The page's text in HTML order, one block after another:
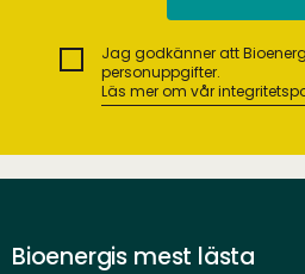
Jag godkänner att
personuppgifter.
Läs mer om vår
Bioenergis mest lästa